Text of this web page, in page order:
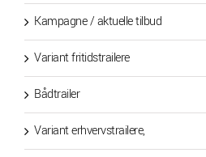
Kampagne / aktuelle tilbud
Variant fritidstrailere
Bådtrailer
Variant erhvervstrailere,